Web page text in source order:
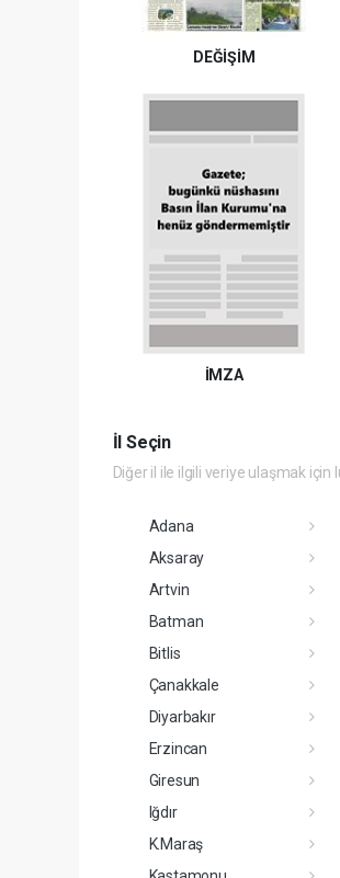
DEĞİŞİM
İMZA
İl Seçin
Diğer il ile ilgili veriye ulaşmak için
Adana
Aksaray
Artvin
Batman
Bitlis
Çanakkale
Diyarbakır
Erzincan
Giresun
Iğdır
K.Maraş